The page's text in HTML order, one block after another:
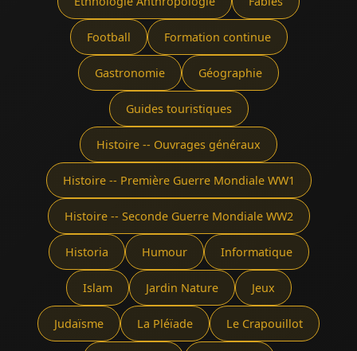
Football Formation continue
Gastronomie Géographie
Guides touristiques
Histoire -- Ouvrages généraux
Histoire -- Première Guerre Mondiale WW1
Histoire -- Seconde Guerre Mondiale WW2
Historia Humour Informatique
Islam Jardin Nature Jeux
Judaïsme La Pléïade Le Crapouillot